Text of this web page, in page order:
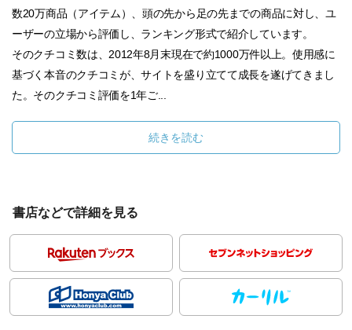
数20万商品（アイテム）、頭の先から足の先までの商品に対し、ユ
ーザーの立場から評価し、ランキング形式で紹介しています。
そのクチコミ数は、2012年8月末現在で約1000万件以上。使用感に
基づく本音のクチコミが、サイトを盛り立てて成長を遂げてきまし
た。そのクチコミ評価を1年ご...
続きを読む
書店などで詳細を見る